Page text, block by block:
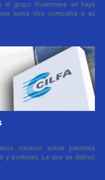
grupo Roemmers se haya
suma otra compañía a su
criterios sobre patentes
y posturas. La que se definió